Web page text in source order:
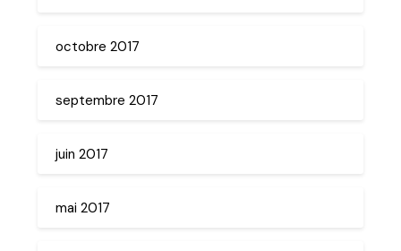
octobre 2017
septembre 2017
juin 2017
mai 2017